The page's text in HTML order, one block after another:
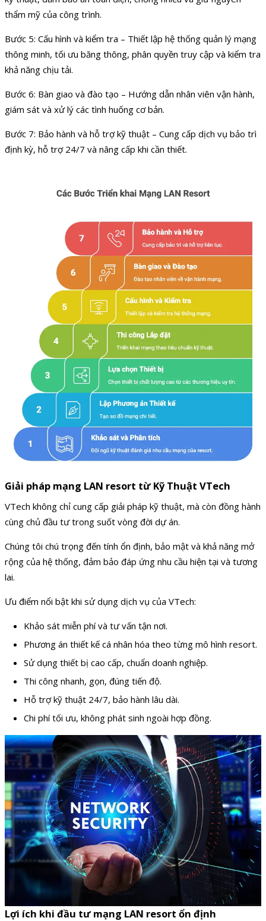
thẩm mỹ của công trình.
Bước 5: Cấu hình và kiểm tra – Thiết lập hệ thống quản lý mạng
thông minh, tối ưu băng thông, phân quyền truy cập và kiểm tra
khả năng chịu tải.
Bước 6: Bàn giao và đào tạo – Hướng dẫn nhân viên vận hành,
giám sát và xử lý các tình huống cơ bản.
Bước 7: Bảo hành và hỗ trợ kỹ thuật – Cung cấp dịch vụ bảo trì
định kỳ, hỗ trợ 24/7 và nâng cấp khi cần thiết.
Giải pháp mạng LAN resort từ Kỹ Thuật VTech
VTech không chỉ cung cấp giải pháp kỹ thuật, mà còn đồng hành
cùng chủ đầu tư trong suốt vòng đời dự án.
Chúng tôi chú trọng đến tính ổn định, bảo mật và khả năng mở
rộng của hệ thống, đảm bảo đáp ứng nhu cầu hiện tại và tương
lai.
Ưu điểm nổi bật khi sử dụng dịch vụ của VTech:
Khảo sát miễn phí và tư vấn tận nơi.
Phương án thiết kế cá nhân hóa theo từng mô hình resort.
Sử dụng thiết bị cao cấp, chuẩn doanh nghiệp.
Thi công nhanh, gọn, đúng tiến độ.
Hỗ trợ kỹ thuật 24/7, bảo hành lâu dài.
Chi phí tối ưu, không phát sinh ngoài hợp đồng.
Lợi ích khi đầu tư mạng LAN resort ổn định